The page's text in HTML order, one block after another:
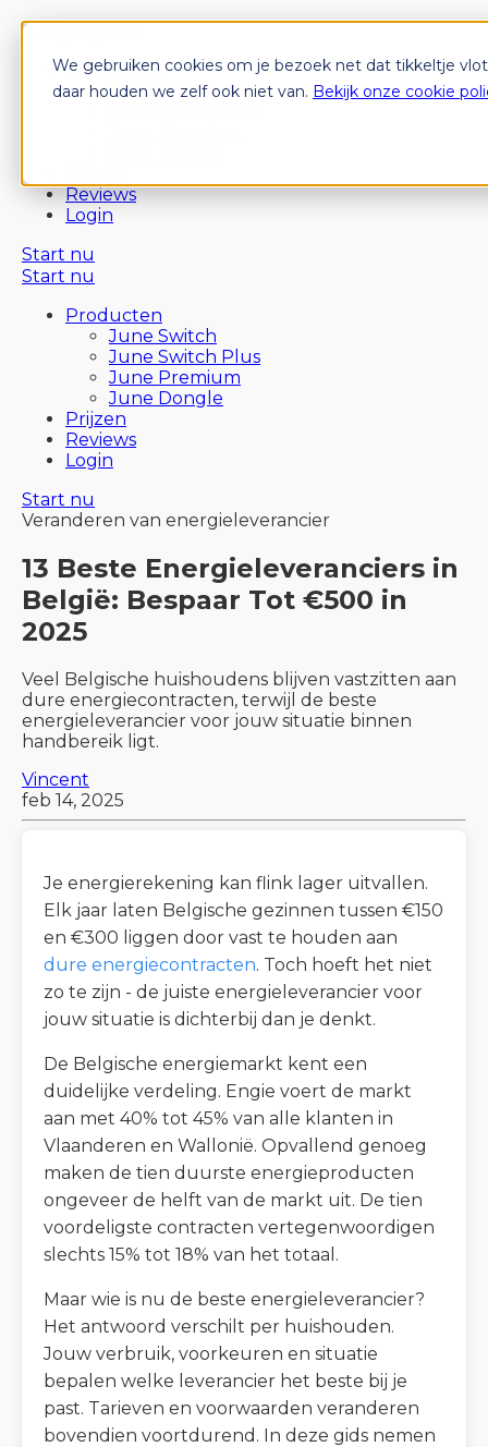
We gebruiken cookies om je bezoek net dat tikkeltje
daar houden we zelf ook niet van. Bekijk onze cookie
Producten
June Switch
Reviews
Login
Start nu
Start nu
Producten
June Switch
June Switch Plus
June Premium
June Dongle
Prijzen
Reviews
Login
Start nu
Veranderen van energieleverancier
13 Beste Energieleveranciers in
België: Bespaar Tot €500 in
2025
Veel Belgische huishoudens blijven vastzitten aan
dure energiecontracten, terwijl de beste
energieleverancier voor jouw situatie binnen
handbereik ligt.
Vincent
feb 14, 2025
Je energierekening kan flink lager uitvallen.
Elk jaar laten Belgische gezinnen tussen €150
en €300 liggen door vast te houden aan
dure energiecontracten. Toch hoeft het niet
zo te zijn - de juiste energieleverancier voor
jouw situatie is dichterbij dan je denkt.
De Belgische energiemarkt kent een
duidelijke verdeling. Engie voert de markt
aan met 40% tot 45% van alle klanten in
Vlaanderen en Wallonië. Opvallend genoeg
maken de tien duurste energieproducten
ongeveer de helft van de markt uit. De tien
voordeligste contracten vertegenwoordigen
slechts 15% tot 18% van het totaal.
Maar wie is nu de beste energieleverancier?
Het antwoord verschilt per huishouden.
Jouw verbruik, voorkeuren en situatie
bepalen welke leverancier het beste bij je
past. Tarieven en voorwaarden veranderen
bovendien voortdurend. In deze gids nemen